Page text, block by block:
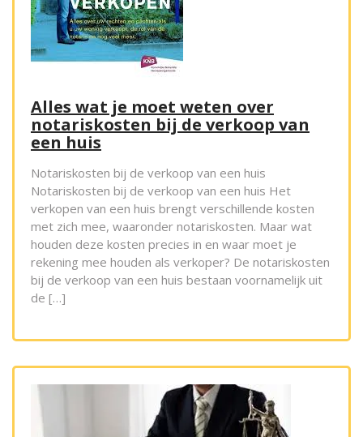
Alles wat je moet weten over
notariskosten bij de verkoop van
een huis
Notariskosten bij de verkoop van een huis
Notariskosten bij de verkoop van een huis Het
verkopen van een huis brengt verschillende kosten
met zich mee, waaronder notariskosten. Maar wat
houden deze kosten precies in en waar moet je
rekening mee houden als verkoper? De notariskosten
bij de verkoop van een huis bestaan voornamelijk uit
de […]